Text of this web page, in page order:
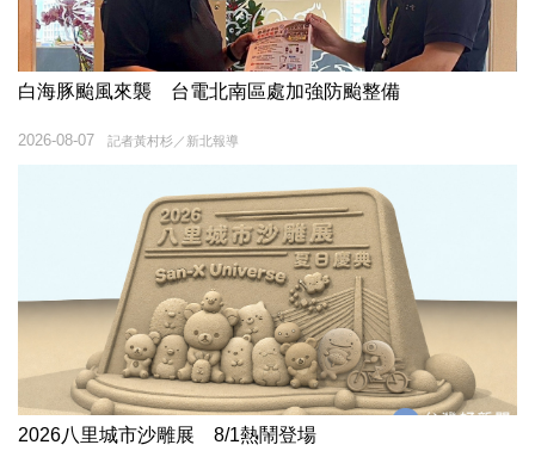
白海豚颱風來襲 台電北南區處加強防颱整備
記者黃村杉／新北報導
2026-08-07
2026八里城市沙雕展 8/1熱鬧登場